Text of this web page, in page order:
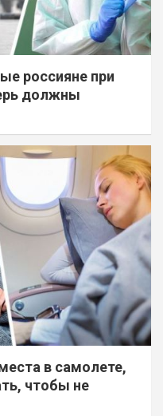
россияне при
должны
в самолете,
чтобы не